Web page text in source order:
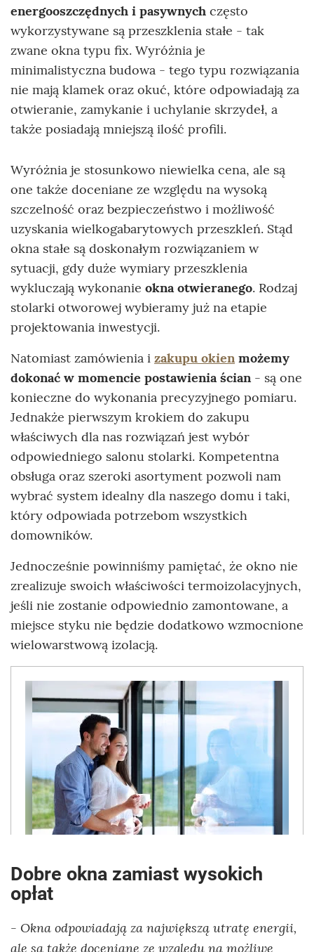
energooszczędnych i pasywnych często
wykorzystywane są przeszklenia stałe - tak
zwane okna typu fix. Wyróżnia je
minimalistyczna budowa - tego typu rozwiązania
nie mają klamek oraz okuć, które odpowiadają za
otwieranie, zamykanie i uchylanie skrzydeł, a
także posiadają mniejszą ilość profili.
Wyróżnia je stosunkowo niewielka cena, ale są
one także doceniane ze względu na wysoką
szczelność oraz bezpieczeństwo i możliwość
uzyskania wielkogabarytowych przeszkleń. Stąd
okna stałe są doskonałym rozwiązaniem w
sytuacji, gdy duże wymiary przeszklenia
wykluczają wykonanie okna otwieranego. Rodzaj
stolarki otworowej wybieramy już na etapie
projektowania inwestycji.
Natomiast zamówienia i zakupu okien możemy
dokonać w momencie postawienia ścian- są one
konieczne do wykonania precyzyjnego pomiaru.
Jednakże pierwszym krokiem do zakupu
właściwych dla nas rozwiązań jest wybór
odpowiedniego salonu stolarki. Kompetentna
obsługa oraz szeroki asortyment pozwoli nam
wybrać system idealny dla naszego domu i taki,
który odpowiada potrzebom wszystkich
domowników.
Jednocześnie powinniśmy pamiętać, że okno nie
zrealizuje swoich właściwości termoizolacyjnych,
jeśli nie zostanie odpowiednio zamontowane, a
miejsce styku nie będzie dodatkowo wzmocnione
wielowarstwową izolacją.
Dobre okna zamiast wysokich
opłat
- Okna odpowiadają za największą utratę energii,
ale są także doceniane ze względu na możliwe